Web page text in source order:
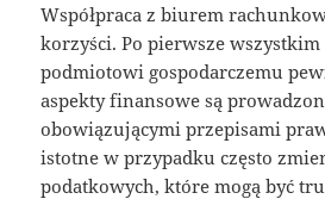
Współpraca z biurem
korzyści. Po pierwsze
podmiotowi gospodarczemu
aspekty finansowe są
obowiązującymi przepisami
istotne w przypadku często
podatkowych, które mogą być